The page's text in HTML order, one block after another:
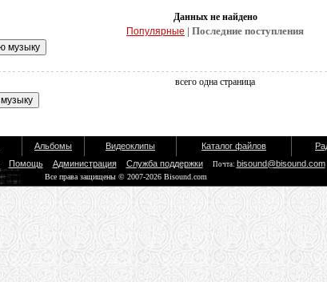
Данных не найдено
Популярные | Последние поступления
всего одна страница
Альбомы Видеоклипы Каталог файлов
Помощь Администрация Служба поддержки Почта: bisound@bisound.com
Все права защищены © 2007-2026 Bisound.com